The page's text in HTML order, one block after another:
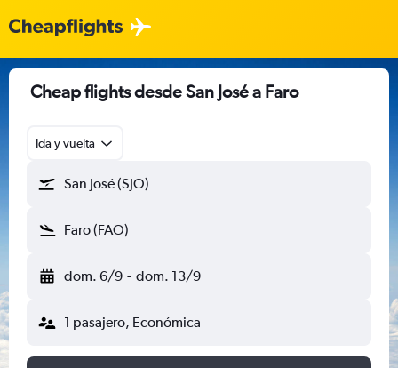
Cheap flights desde San José a Faro
Ida y vuelta
San José (SJO)
Faro (FAO)
dom. 6/9 - dom. 13/9
1 pasajero, Económica